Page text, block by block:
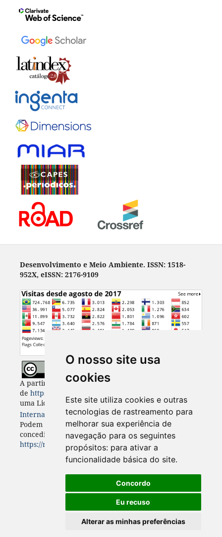
O nosso site usa
cookies
Este site utiliza cookies e outras
tecnologias de rastreamento para
melhorar sua experiência de
navegação para os seguintes
propósitos: para ativar a
funcionalidade básica do site.
Concordo
Eu recuso
Alterar as minhas preferências
Desenvolvimento e Meio Ambiente. ISSN: 1518-
952X, eISSN: 2176-9109
A partir de 2023, Desenvolvimento e Meio Ambiente
de https://revistas.ufpr.br/made
uma Licença
Creative Commons - Atribuição 4.0
Internacional . CC BY 4.0
Podem estar disponíveis autorizações adicionais às
concedidas no âmbito desta licença em
https://revistas.ufpr.br/made/about.